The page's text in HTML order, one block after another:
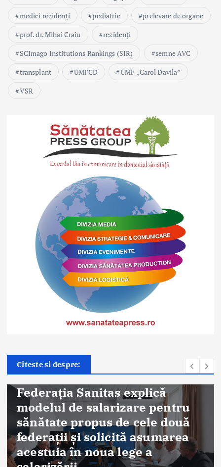
medici rezidenți
pediatrie
prelevare de organe
prof. dr. Mihai Craiu
rezidenți
SCImago Institutions Rankings (SIR)
semne AVC
transplant
UMFCD
UMF „Carol Davila”
VSR
Citeste si despre:
DSU: 200 de tineri, instruiți în
acordarea primului ajutor prin
Programul Oficial de
Internship al Guvernului
României